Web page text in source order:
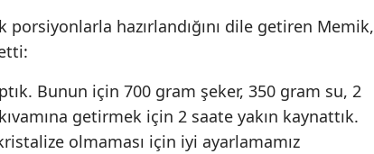
Kastamonu
Kırklareli
Kırşehir
porsiyonlarla hazırlandığını dile getiren Memik,
Bunun için 700 gram şeker, 350 gram su, 2
getirmek için 2 saate yakın kaynattık.
olmaması için iyi ayarlamamız